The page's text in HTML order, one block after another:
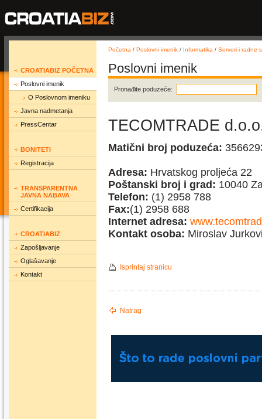
CROATIABIZ POČETNA
Poslovni imenik
O Poslovnom imeniku
Javna nadmetanja
PressCentar
BONITETI
Registracija
TRANSPARENTNA
JAVNA NABAVA
Certifikacija
CROATIABIZ
Zapošljavanje
Oglašavanje
Kontakt
Početna / Poslovni imenik / Informatika / Serveri i radne
Poslovni imenik
Pronađite poduzeće:
TECOMTRADE
Matični broj poduzeća:
Adresa: Hrvatskog proljeća 22
Poštanski broj i grad: 10040
Telefon: (1) 2958 788
Fax:(1) 2958 688
Internet adresa:
Kontakt osoba: Miroslav
Isprintaj stranicu
Natrag